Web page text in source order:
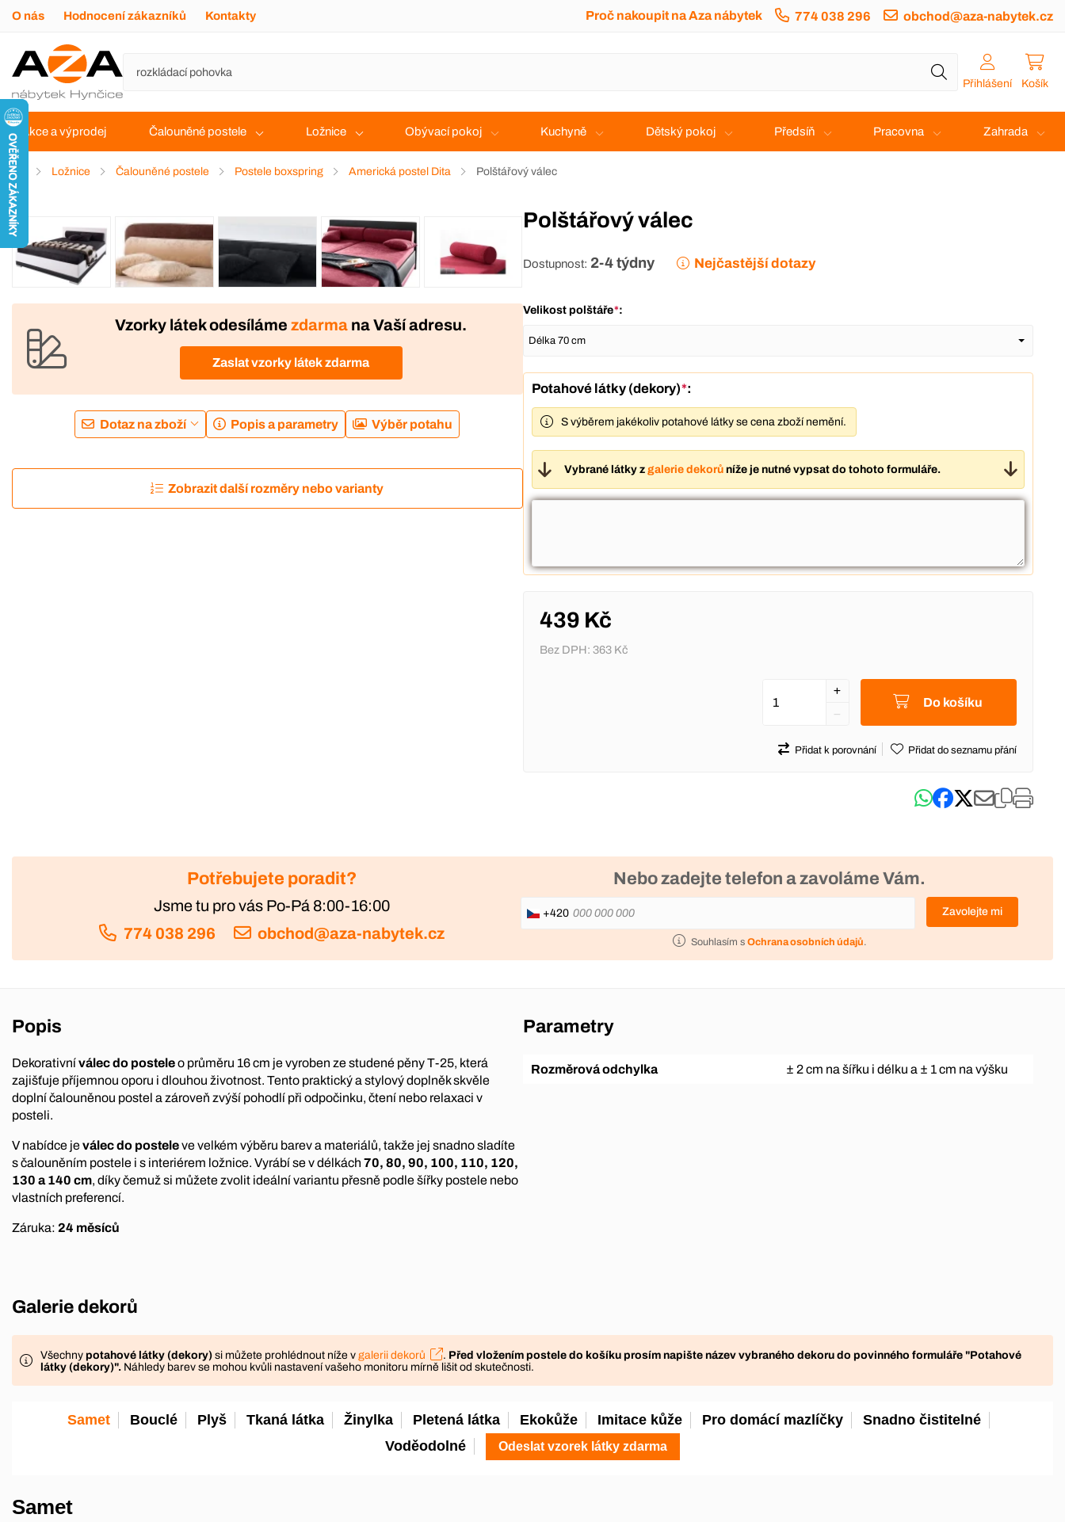
O nás Hodnocení zákazníků Kontakty Proč nakoupit na Aza nábytek 774 038 296 obchod@aza-nabytek.cz
Přihlášení Košík
Akce a výprodej Čalouněné postele Ložnice Obývací pokoj Kuchyně Dětský pokoj Předsíň Pracovna Zahrada
Ložnice Čalouněné postele Postele boxspring Americká postel Dita Polštářový válec
Vzorky látek odesílámezdarma na Vaší adresu.
Zaslat vzorky látek zdarma
Dotaz na zboží Popis a parametry Výběr potahu
Zobrazit další rozměry nebo varianty
Polštářový válec
Dostupnost: 2-4 týdny Nejčastější dotazy
Velikost polštáře*:
Potahové látky (dekory)*:
S výběrem jakékoliv potahové látky se cena zboží nemění.
Vybrané látky z galerie dekorůníže je nutné vypsat do tohoto formuláře.
439 Kč
Bez DPH: 363 Kč
Do košíku
Přidat k porovnání Přidat do seznamu přání
Potřebujete poradit?
Jsme tu pro vás Po-Pá 8:00-16:00
774 038 296
obchod@aza-nabytek.cz
Nebo zadejte telefon a zavoláme Vám.
+420 Zavolejte mi
Souhlasím s Ochrana osobních údajů.
Popis
Dekorativníválec do posteleo průměru 16 cm je vyroben ze studené pěny T-25, která
zajišťuje příjemnou oporu i dlouhou životnost. Tento praktický a stylový doplněk skvěle
doplní čalouněnou postel a zároveň zvýší pohodlí při odpočinku, čtení nebo relaxaci v
posteli.
V nabídce jeválec do posteleve velkém výběru barev a materiálů, takže jej snadno sladíte
s čalouněním postele i s interiérem ložnice. Vyrábí se v délkách 70, 80, 90, 100, 110, 120,
130 a 140 cm, díky čemuž si můžete zvolit ideální variantu přesně podle šířky postele nebo
vlastních preferencí.
Záruka: 24 měsíců
Parametry
Rozměrová odchylka ± 2 cm na šířku i délku a ± 1 cm na výšku
Galerie dekorů
Všechny potahové látky (dekory) si můžete prohlédnout níže v galerii dekorů . Před vložením postele do košíku prosím napište název vybraného dekoru do povinného formuláře "Potahové
látky (dekory)". Náhledy barev se mohou kvůli nastavení vašeho monitoru mírně lišit od skutečnosti.